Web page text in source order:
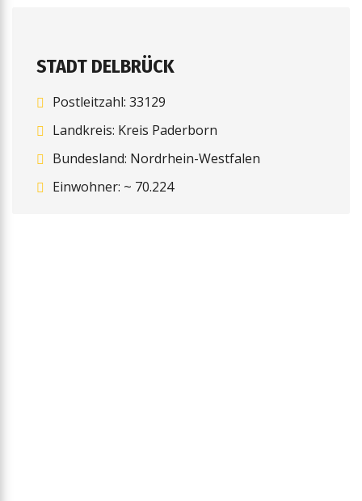
STADT DELBRÜCK
Postleitzahl: 33129
Landkreis: Kreis Paderborn
Bundesland: Nordrhein-Westfalen
Einwohner: ~ 70.224